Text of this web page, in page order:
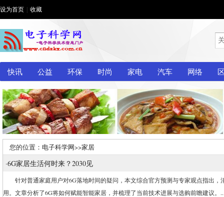
设为首页 收藏
快讯 公益 环保 时尚 家电 汽车 网络
您的位置： 电子科学网>>家居
·6G家居生活何时来？2030见
针对普通家庭用户对6G落地时间的疑问，本文综合官方预测与专家观点指出，
用。文章分析了6G将如何赋能智能家居，并梳理了当前技术进展与选购前瞻建议。